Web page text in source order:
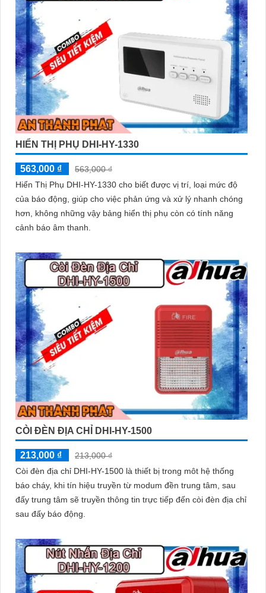
HIỂN THỊ PHỤ DHI-HY-1330
563,000 ₫
563,000 ₫
Hiển Thị Phụ DHI-HY-1330 cho biết được vị trí, loại mức độ
của báo động, giúp cho việc phản ứng và xử lý nhanh chóng
hơn, không những vậy bảng hiển thị phụ còn có tính năng
cảnh báo âm thanh.
CÒI ĐÈN ĐỊA CHỈ DHI-HY-1500
213,000 ₫
213,000 ₫
Còi đèn địa chỉ DHI-HY-1500 là thiết bị trong môt hệ thống
báo cháy, khi tín hiệu truyền từ modum đền trung tâm, sau
đấy trung tâm sẽ truyền thông tin trực tiếp đến còi đèn địa chỉ
sau đấy báo động.